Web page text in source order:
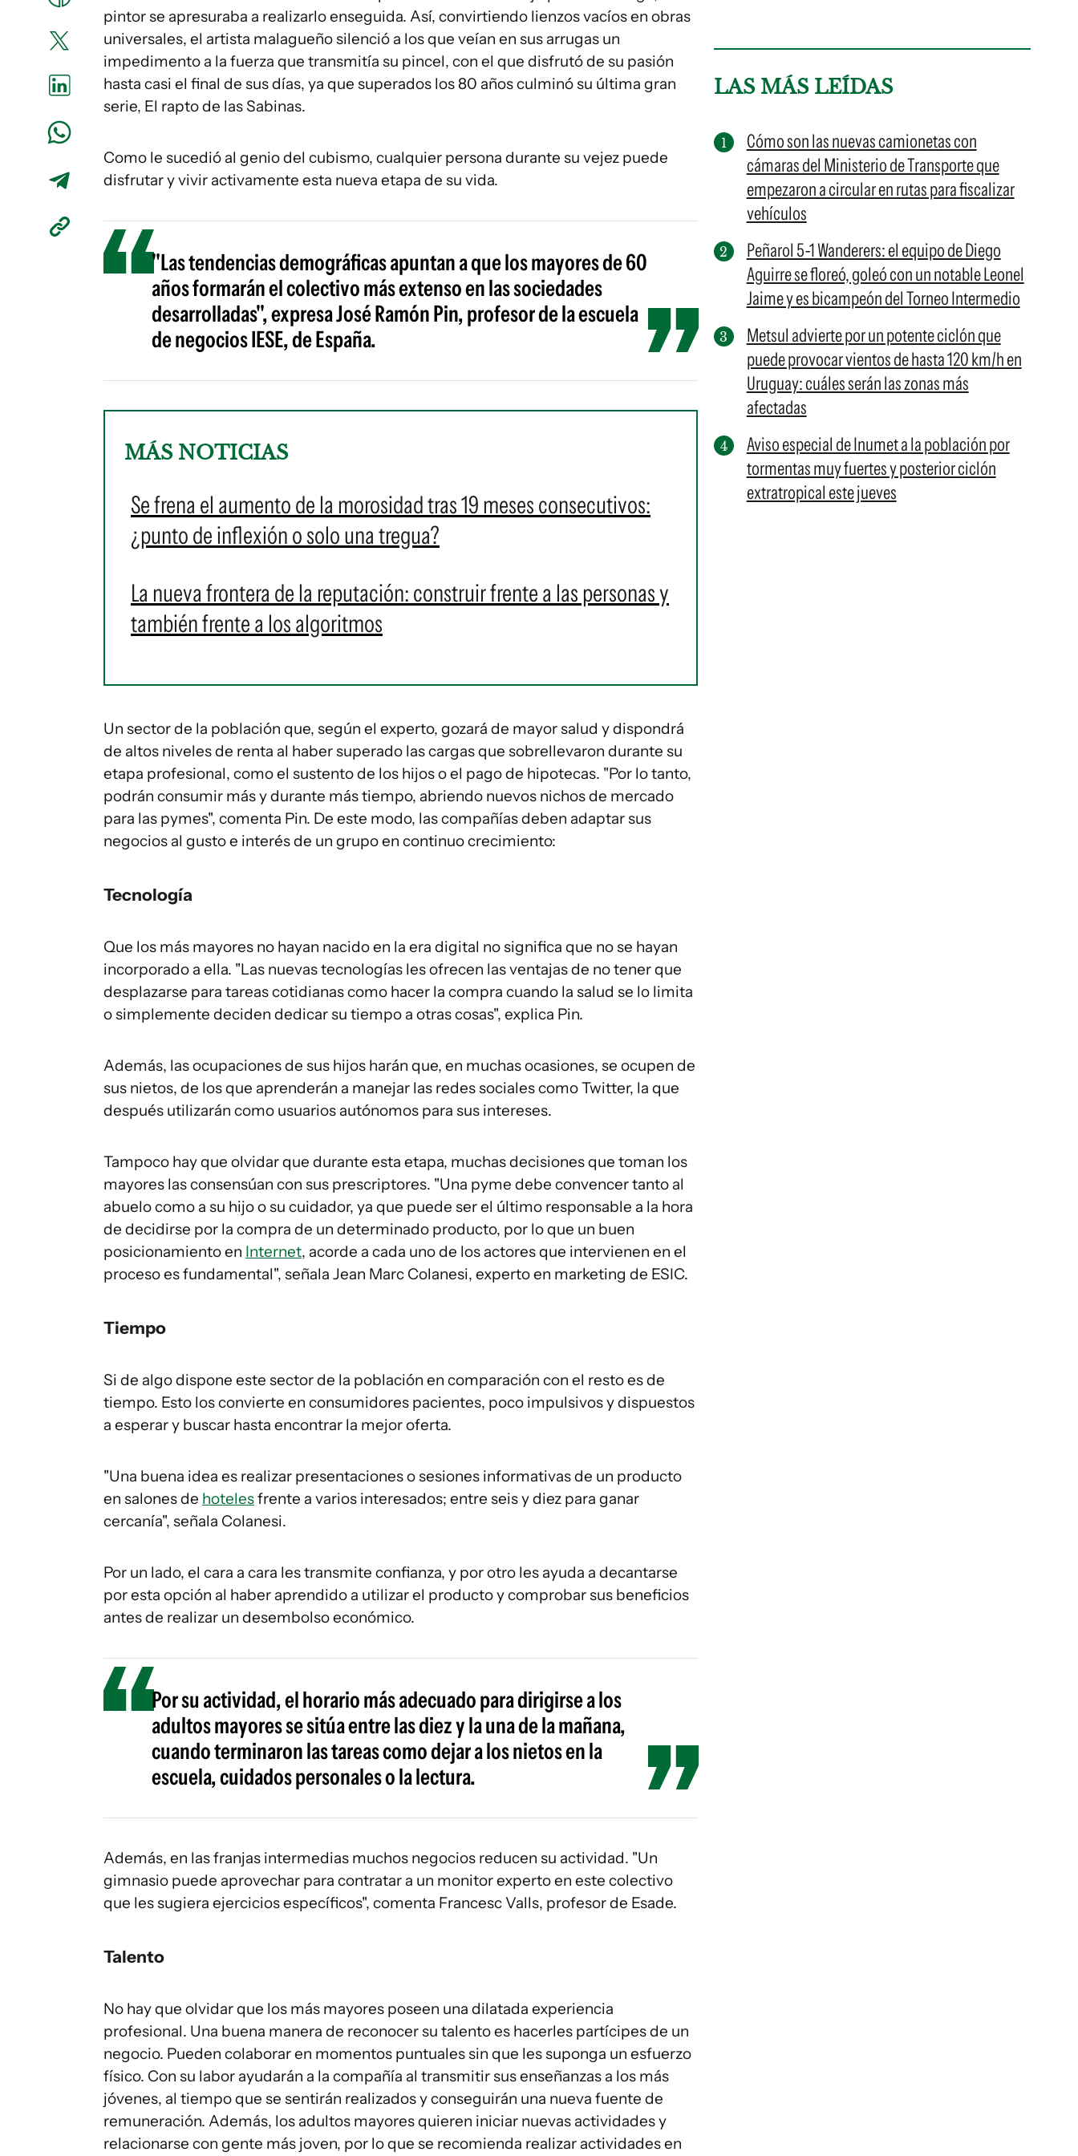
pintor se apresuraba a realizarlo enseguida. Así, convirtiendo lienzos vacíos en obras
universales, el artista malagueño silenció a los que veían en sus arrugas un
impedimento a la fuerza que transmitía su pincel, con el que disfrutó de su pasión
hasta casi el final de sus días, ya que superados los 80 años culminó su última gran
serie, El rapto de las Sabinas.
Como le sucedió al genio del cubismo, cualquier persona durante su vejez puede
disfrutar y vivir activamente esta nueva etapa de su vida.
"Las tendencias demográficas apuntan a que los mayores de 60
años formarán el colectivo más extenso en las sociedades
desarrolladas", expresa José Ramón Pin, profesor de la escuela
de negocios IESE, de España.
MÁS NOTICIAS
Se frena el aumento de la morosidad tras 19 meses consecutivos:
¿punto de inflexión o solo una tregua?
La nueva frontera de la reputación: construir frente a las personas y
también frente a los algoritmos
Un sector de la población que, según el experto, gozará de mayor salud y dispondrá
de altos niveles de renta al haber superado las cargas que sobrellevaron durante su
etapa profesional, como el sustento de los hijos o el pago de hipotecas. "Por lo tanto,
podrán consumir más y durante más tiempo, abriendo nuevos nichos de mercado
para las pymes", comenta Pin. De este modo, las compañías deben adaptar sus
negocios al gusto e interés de un grupo en continuo crecimiento:
Tecnología
Que los más mayores no hayan nacido en la era digital no significa que no se hayan
incorporado a ella. "Las nuevas tecnologías les ofrecen las ventajas de no tener que
desplazarse para tareas cotidianas como hacer la compra cuando la salud se lo limita
o simplemente deciden dedicar su tiempo a otras cosas", explica Pin.
Además, las ocupaciones de sus hijos harán que, en muchas ocasiones, se ocupen de
sus nietos, de los que aprenderán a manejar las redes sociales como Twitter, la que
después utilizarán como usuarios autónomos para sus intereses.
Tampoco hay que olvidar que durante esta etapa, muchas decisiones que toman los
mayores las consensúan con sus prescriptores. "Una pyme debe convencer tanto al
abuelo como a su hijo o su cuidador, ya que puede ser el último responsable a la hora
de decidirse por la compra de un determinado producto, por lo que un buen
posicionamiento en Internet, acorde a cada uno de los actores que intervienen en el
proceso es fundamental", señala Jean Marc Colanesi, experto en marketing de ESIC.
Tiempo
Si de algo dispone este sector de la población en comparación con el resto es de
tiempo. Esto los convierte en consumidores pacientes, poco impulsivos y dispuestos
a esperar y buscar hasta encontrar la mejor oferta.
"Una buena idea es realizar presentaciones o sesiones informativas de un producto
en salones de hotelesfrente a varios interesados; entre seis y diez para ganar
cercanía", señala Colanesi.
Por un lado, el cara a cara les transmite confianza, y por otro les ayuda a decantarse
por esta opción al haber aprendido a utilizar el producto y comprobar sus beneficios
antes de realizar un desembolso económico.
Por su actividad, el horario más adecuado para dirigirse a los
adultos mayores se sitúa entre las diez y la una de la mañana,
cuando terminaron las tareas como dejar a los nietos en la
escuela, cuidados personales o la lectura.
Además, en las franjas intermedias muchos negocios reducen su actividad. "Un
gimnasio puede aprovechar para contratar a un monitor experto en este colectivo
que les sugiera ejercicios específicos", comenta Francesc Valls, profesor de Esade.
Talento
No hay que olvidar que los más mayores poseen una dilatada experiencia
profesional. Una buena manera de reconocer su talento es hacerles partícipes de un
negocio. Pueden colaborar en momentos puntuales sin que les suponga un esfuerzo
físico. Con su labor ayudarán a la compañía al transmitir sus enseñanzas a los más
jóvenes, al tiempo que se sentirán realizados y conseguirán una nueva fuente de
remuneración. Además, los adultos mayores quieren iniciar nuevas actividades y
relacionarse con gente más joven, por lo que se recomienda realizar actividades en
LAS MÁS LEÍDAS
Cómo son las nuevas camionetas con
cámaras del Ministerio de Transporte que
empezaron a circular en rutas para fiscalizar
vehículos
Peñarol 5-1 Wanderers: el equipo de Diego
Aguirre se floreó, goleó con un notable Leonel
Jaime y es bicampeón del Torneo Intermedio
Metsul advierte por un potente ciclón que
puede provocar vientos de hasta 120 km/h en
Uruguay: cuáles serán las zonas más
afectadas
Aviso especial de Inumet a la población por
tormentas muy fuertes y posterior ciclón
extratropical este jueves